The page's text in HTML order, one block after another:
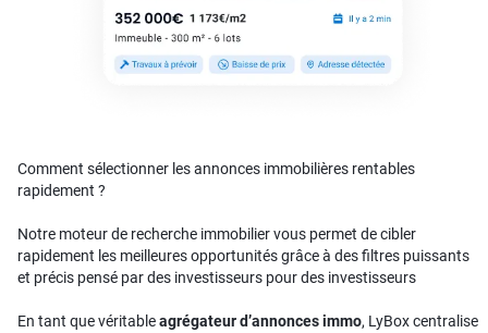
Comment sélectionner les annonces immobilières rentables
rapidement ?
Notre moteur de recherche immobilier vous permet de cibler
rapidement les meilleures opportunités grâce à des filtres puissants
et précis pensé par des investisseurs pour des investisseurs
En tant que véritableagrégateur d’annonces immo, LyBox centralise